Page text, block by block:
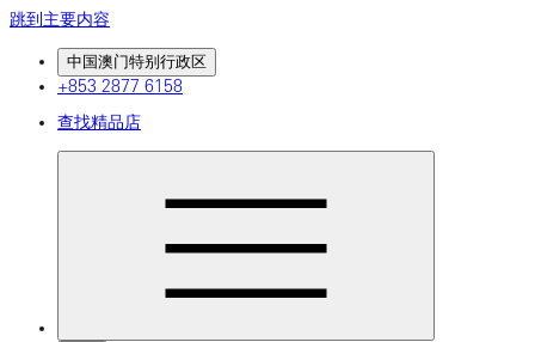
跳到主要内容
中国澳门特别行政区
+853 2877 6158
查找精品店